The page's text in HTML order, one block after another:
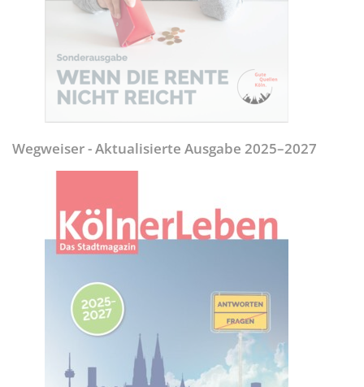
Wegweiser - Aktualisierte Ausgabe 2025–2027